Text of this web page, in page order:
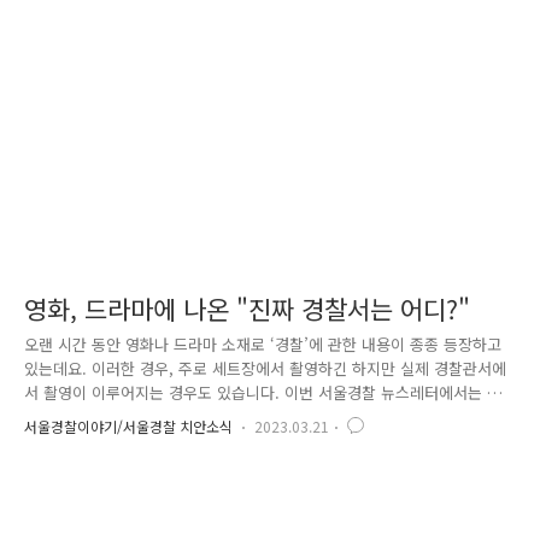
영화, 드라마에 나온 "진짜 경찰서는 어디?"
오랜 시간 동안 영화나 드라마 소재로 ‘경찰’에 관한 내용이 종종 등장하고
있는데요. 이러한 경우, 주로 세트장에서 촬영하긴 하지만 실제 경찰관서에
서 촬영이 이루어지는 경우도 있습니다. 이번 서울경찰 뉴스레터에서는 영
화나 드라마에서 보여졌던 실제 경찰관서 촬영지를 직접 찾아가 사진에 담
아보았는데요. 개봉한지 아주 오래된 영화부터 최신작까지, 어떠한 곳들이
서울경찰이야기/서울경찰 치안소식 2023.03.21